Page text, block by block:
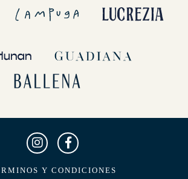
Y CONDICIONES